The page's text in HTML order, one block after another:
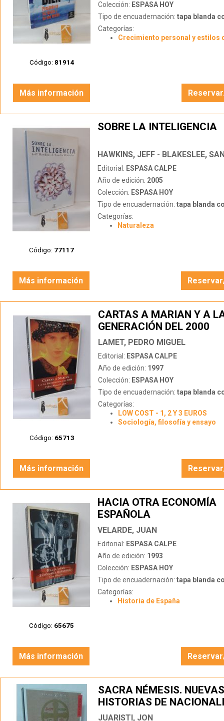
Código: 81914
Colección: ESPASA HOY
Tipo de encuadernación: tapa blanda
Categorías:
Crecimiento personal y estilos
Más información
Código: 77117
SOBRE LA INTELIGENCIA
HAWKINS, JEFF - BLAKESLEE,
Editorial: ESPASA CALPE
Año de edición: 2005
Colección: ESPASA HOY
Tipo de encuadernación: tapa blanda
Categorías:
Naturaleza
Más información
Código: 65713
CARTAS A MARIAN Y A
GENERACIÓN DEL 2000
LAMET, PEDRO MIGUEL
Editorial: ESPASA CALPE
Año de edición: 1997
Colección: ESPASA HOY
Tipo de encuadernación: tapa blanda
Categorías:
LOW COST - 1, 2 Y 3 EUROS
Sociología, filosofía y ensayo
Más información
Código: 65675
HACIA OTRA ECONOMÍA
ESPAÑOLA
VELARDE, JUAN
Editorial: ESPASA CALPE
Año de edición: 1993
Colección: ESPASA HOY
Tipo de encuadernación: tapa blanda
Categorías:
Historia de España
Más información
SACRA NÉMESIS. NUEVAS
HISTORIAS DE
VASCOS
JUARISTI, JON